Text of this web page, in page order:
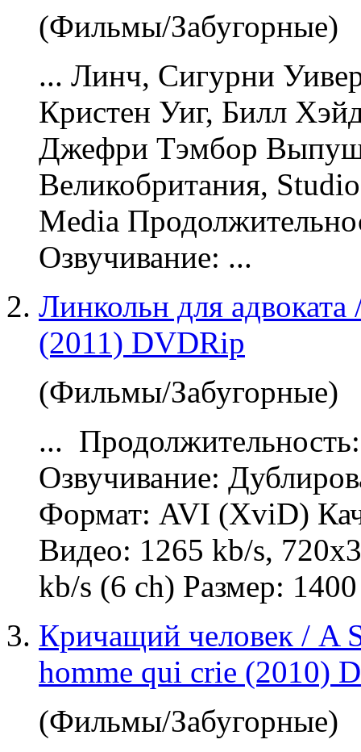
(Фильмы/Забугорные)
... Линч, Сигурни
Кристен Уиг, Билл
Джефри Тэмбор
Великобритания,
Media
Озвучивание: ...
Линкольн для
(2011) DVDRip
(Фильмы/Забугорные)
...
Озвучивание:
Формат: AVI (XviD)
Видео: 1265 kb/s,
kb/s (6 ch) Размер:
Кричащий человек / A
homme qui crie (2010)
(Фильмы/Забугорные)